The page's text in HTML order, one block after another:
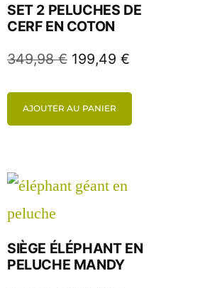
SET 2 PELUCHES DE
CERF EN COTON
349,98€ 199,49 €
AJOUTER AU PANIER
SIÈGE ÉLÉPHANT EN
PELUCHE MANDY